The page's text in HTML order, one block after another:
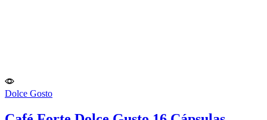
Dolce Gosto